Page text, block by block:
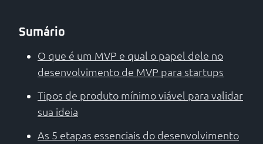
Sumário
O que é um MVP e qual o papel dele no
desenvolvimento de MVP para startups
Tipos de produto mínimo viável para validar
sua ideia
As 5 etapas essenciais do desenvolvimento